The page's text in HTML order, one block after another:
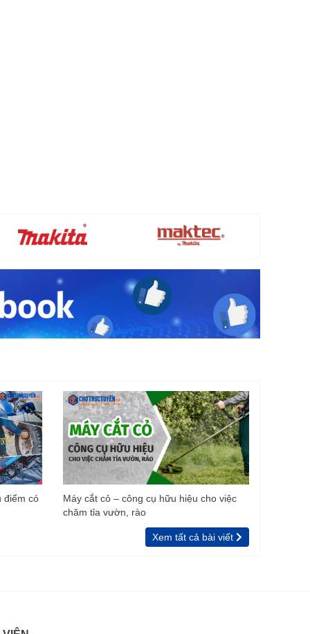
điểm có
Máy cắt cỏ – công cụ hữu hiệu cho việc
chăm tỉa vườn, rào
Xem tất cả bài viết